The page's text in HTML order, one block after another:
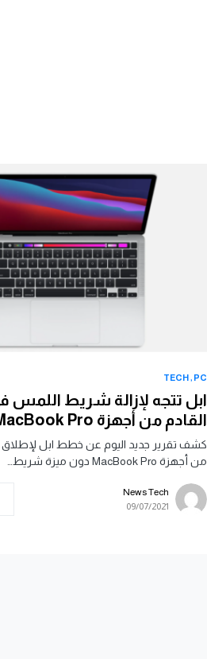
PC
TECH
ابل تتجه لإزالة شريط اللمس
القادم من أجهزة MacBook Pro
كشف تقرير جديد اليوم عن خطط ابل لإطلاق
من أجهزة MacBook Pro دون ميزة شريط…
News Tech
09/07/2021